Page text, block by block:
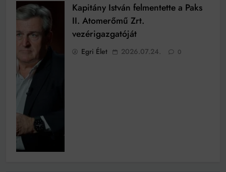
Kapitány István felmentette a Paks
II. Atomerőmű Zrt.
vezérigazgatóját
Egri Élet 2026.07.24. 0